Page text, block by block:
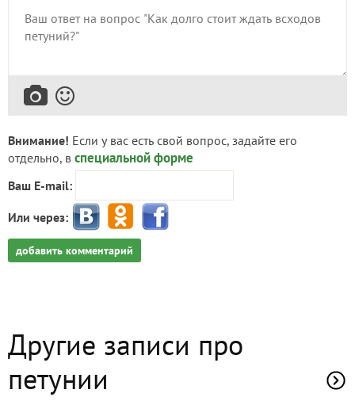
Внимание! Если у вас есть свой вопрос, задайте его
отдельно, в специальной форме
Ваш E-mail:
Или через:
добавить комментарий
Другие записи про
петунии